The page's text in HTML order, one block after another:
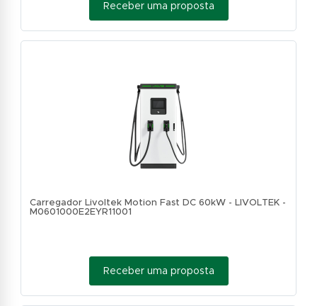
Receber uma proposta
Carregador Livoltek Motion Fast DC 60kW - LIVOLTEK -
M0601000E2EYR11001
Receber uma proposta